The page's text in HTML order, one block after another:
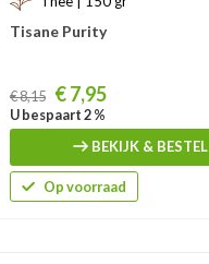
Tisane Purity
Prijs
€ 8,15 € 7,95
U bespaart 2 %
BEKIJK & BESTEL
Op voorraad